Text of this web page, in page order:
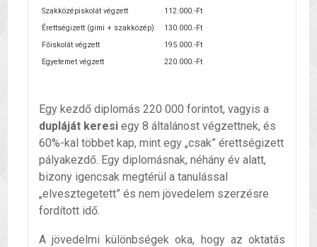
Szakközépiskolát végzett
112.000.-Ft
Érettségizett (gimi + szakközép)
130.000.-Ft
Főiskolát végzett
195.000.-Ft
Egyetemet végzett
220.000.-Ft
Egy kezdő diplomás 220 000 forintot, vagyis a
dupláját keresi egy 8 általánost végzettnek, és
60%-kal többet kap, mint egy „csak” érettségizett
pályakezdő. Egy diplomásnak, néhány év alatt,
bizony igencsak megtérül a tanulással
„elvesztegetett” és nem jövedelem szerzésre
fordított idő.
A jövedelmi különbségek oka, hogy az oktatás